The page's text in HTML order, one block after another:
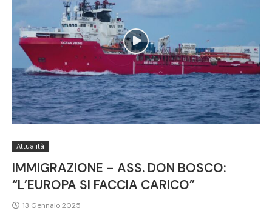
Attualità
IMMIGRAZIONE - ASS. DON BOSCO:
“L’EUROPA SI FACCIA CARICO”
13 Gennaio 2025